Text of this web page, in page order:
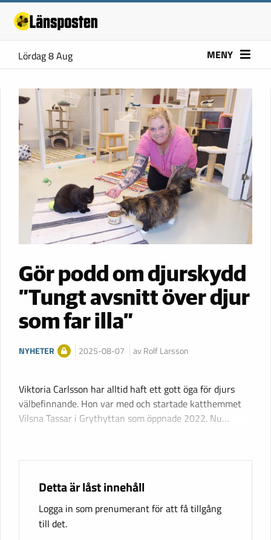
Lördag 8 Aug MENY
Gör podd om djurskydd
”Tungt avsnitt över djur
som far illa”
NYHETER 2025-08-07 av Rolf Larsson
Viktoria Carlsson har alltid haft ett gott öga för djurs
välbefinnande. Hon var med och startade katthemmet
Vilsna Tassar i Grythyttan som öppnade 2022. Nu…
Detta är låst innehåll
Logga in som prenumerant för att få tillgång
till det.